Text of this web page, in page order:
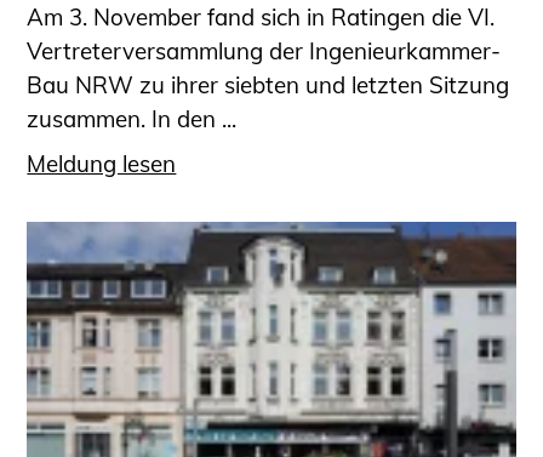
Am 3. November fand sich in Ratingen die VI.
Vertreterversammlung der Ingenieurkammer-
Bau NRW zu ihrer siebten und letzten Sitzung
zusammen. In den ...
Meldung lesen